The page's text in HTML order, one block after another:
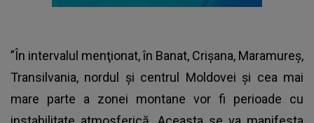
”În intervalul menţionat, în Banat, Crişana, Maramureş,
Transilvania, nordul şi centrul Moldovei şi cea mai
mare parte a zonei montane vor fi perioade cu